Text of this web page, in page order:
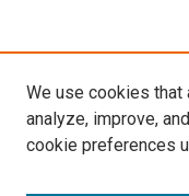
We use cookies that
analyze, improve,
cookie preferences